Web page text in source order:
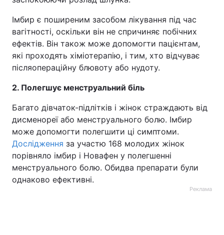
Імбир є поширеним засобом лікування під час
вагітності, оскільки він не спричиняє побічних
ефектів. Він також може допомогти пацієнтам,
які проходять хіміотерапію, і тим, хто відчуває
післяопераційну блювоту або нудоту.
2. Полегшує менструальний біль
Багато дівчаток-підлітків і жінок страждають від
дисменореї або менструального болю. Імбир
може допомогти полегшити ці симптоми.
Дослідження за участю 168 молодих жінок
порівняло імбир і Новафен у полегшенні
менструального болю. Обидва препарати були
однаково ефективні.
Реклама